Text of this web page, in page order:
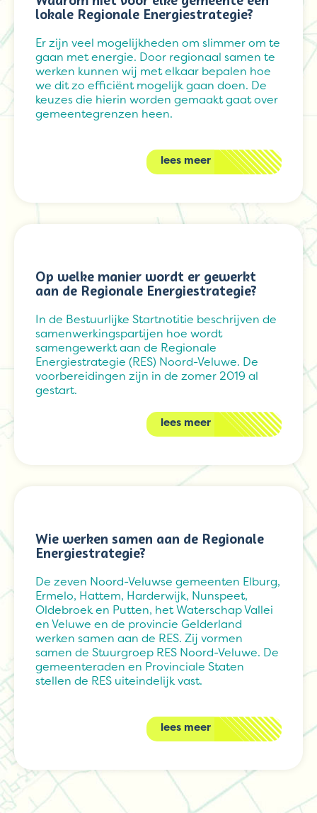
lokale Regionale Energiestrategie?
Er zijn veel mogelijkheden om slimmer om te
gaan met energie. Door regionaal samen te
werken kunnen wij met elkaar bepalen hoe
we dit zo efficiënt mogelijk gaan doen. De
keuzes die hierin worden gemaakt gaat over
gemeentegrenzen heen.
lees meer
Op welke manier wordt er gewerkt
aan de Regionale Energiestrategie?
In de Bestuurlijke Startnotitie beschrijven de
samenwerkingspartijen hoe wordt
samengewerkt aan de Regionale
Energiestrategie (RES) Noord-Veluwe. De
voorbereidingen zijn in de zomer 2019 al
gestart.
lees meer
Wie werken samen aan de Regionale
Energiestrategie?
De zeven Noord-Veluwse gemeenten Elburg,
Ermelo, Hattem, Harderwijk, Nunspeet,
Oldebroek en Putten, het Waterschap Vallei
en Veluwe en de provincie Gelderland
werken samen aan de RES. Zij vormen
samen de Stuurgroep RES Noord-Veluwe. De
gemeenteraden en Provinciale Staten
stellen de RES uiteindelijk vast.
lees meer